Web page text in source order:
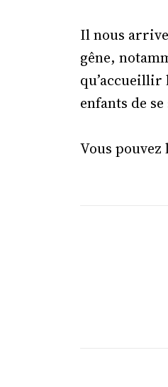
Il nous
gêne,
qu’accueillir
enfants de
Vous